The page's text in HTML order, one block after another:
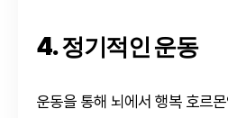
4. 정기적인 운동
운동을 통해 뇌에서 행복 호르